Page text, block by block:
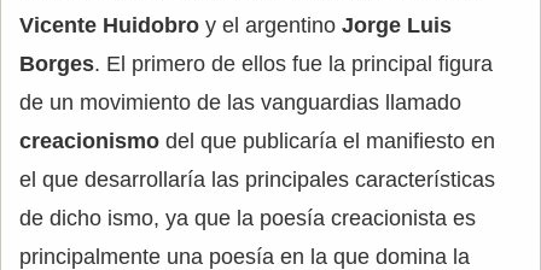
Vicente Huidobro y el argentino Jorge Luis
Borges. El primero de ellos fue la principal figura
de un movimiento de las vanguardias llamado
creacionismo del que publicaría el manifiesto en
el que desarrollaría las principales características
de dicho ismo, ya que la poesía creacionista es
principalmente una poesía en la que domina la